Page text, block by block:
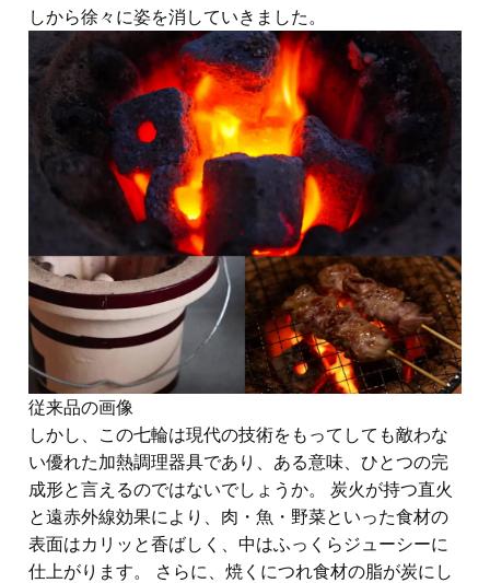
しから徐々に姿を消していきました。
従来品の画像
しかし、この七輪は現代の技術をもってしても敵わな
い優れた加熱調理器具であり、ある意味、ひとつの完
成形と言えるのではないでしょうか。 炭火が持つ直火
と遠赤外線効果により、肉・魚・野菜といった食材の
表面はカリッと香ばしく、中はふっくらジューシーに
仕上がります。 さらに、焼くにつれ食材の脂が炭にし